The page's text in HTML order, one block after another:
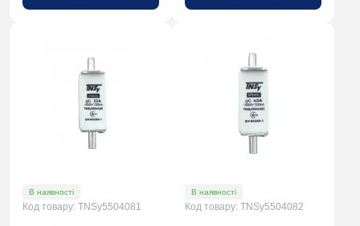
В наявності
Код товару: TNSy5504081
В наявності
Код товару: TNSy5504082